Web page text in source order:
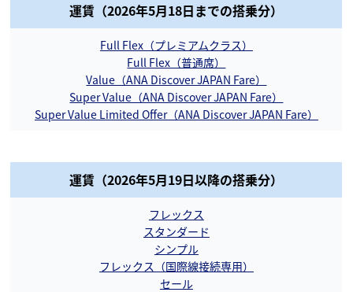
運賃（2026年5月18日までの搭乗分）
Full Flex（プレミアムクラス）
Full Flex（普通席）
Value（ANA Discover JAPAN Fare）
Super Value（ANA Discover JAPAN Fare）
Super Value Limited Offer（ANA Discover JAPAN Fare）
運賃（2026年5月19日以降の搭乗分）
フレックス
スタンダード
シンプル
フレックス（国際線接続専用）
セール